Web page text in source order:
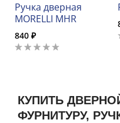
Ручка дверная
MORELLI MHR
840 ₽
КУПИТЬ
ФУРНИТУРУ,